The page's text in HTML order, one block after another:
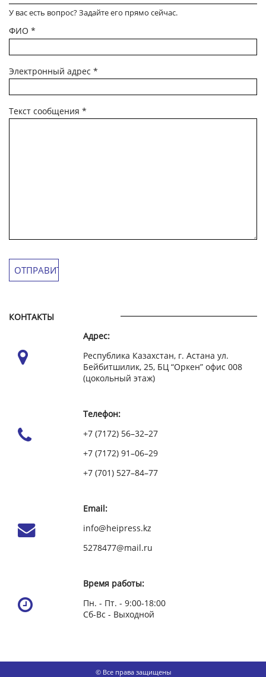
У вас есть вопрос? Задайте его прямо сейчас.
ФИО *
Электронный адрес *
Текст сообщения *
КОНТАКТЫ
Адрес:
Республика Казахстан, г. Астана ул.
Бейбитшилик, 25, БЦ “Оркен” офис 008
(цокольный этаж)
Телефон:
+7 (7172) 56–32–27
+7 (7172) 91–06–29
+7 (701) 527–84–77
Email:
info@heipress.kz
5278477@mail.ru
Время работы:
Пн. - Пт. - 9:00-18:00
Сб-Вс - Выходной
© Все права защищены